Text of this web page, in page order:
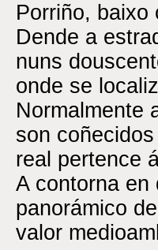
Porriño, baixo
Dende a
nuns
onde se
Normalmente
son
real pertence
A contorna en
panorámico
valor